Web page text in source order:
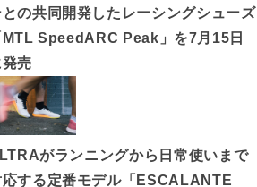
の共同開発したレーシングシューズ
MTL SpeedARC Peak」を7月15日
売
がランニングから日常使いまで
応する定番モデル「ESCALANTE